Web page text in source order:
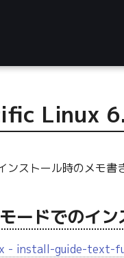
Linux
ストール時のメモ書
ードでのイ
- install-guide-text-